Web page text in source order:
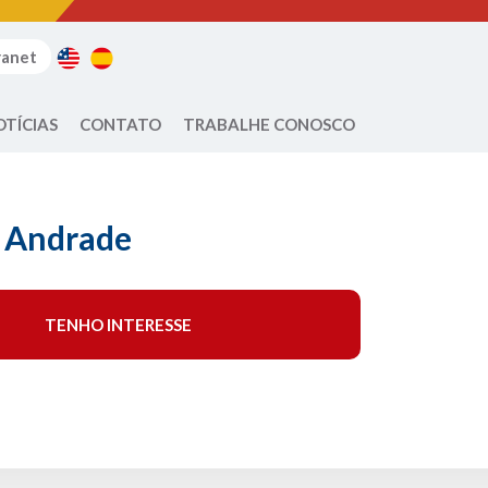
CONTATO TRABALHE CONOSCO
TENHO INTERESSE